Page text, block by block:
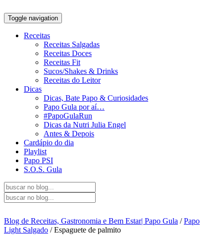
Toggle navigation
Receitas
Receitas Salgadas
Receitas Doces
Receitas Fit
Sucos/Shakes & Drinks
Receitas do Leitor
Dicas
Dicas, Bate Papo & Curiosidades
Papo Gula por aí…
#PapoGulaRun
Dicas da Nutri Julia Engel
Antes & Depois
Cardápio do dia
Playlist
Papo PSI
S.O.S. Gula
Blog de Receitas, Gastronomia e Bem Estar| Papo Gula /Papo
Light Salgado /Espaguete de palmito